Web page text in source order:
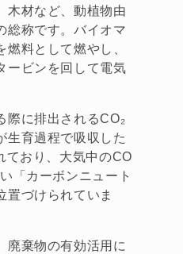
木材など、動植物由
総称です。バイオマ
燃料として燃やし、
ービンを回して電気
際に排出されるCO₂
生育過程で吸収した
ており、大気中のCO
「カーボンニュート
置づけられていま
廃棄物の有効活用に